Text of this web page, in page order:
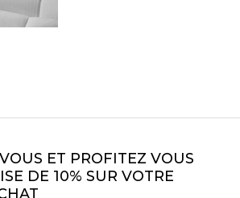
ET PROFITEZ VOUS
DE 10% SUR VOTRE